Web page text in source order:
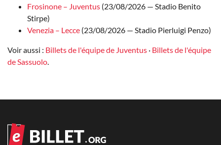
Frosinone – Juventus (23/08/2026 — Stadio Benito
Stirpe)
Venezia – Lecce (23/08/2026 — Stadio Pierluigi Penzo)
Voir aussi : Billets de l'équipe de Juventus · Billets de l'équipe
de Sassuolo.